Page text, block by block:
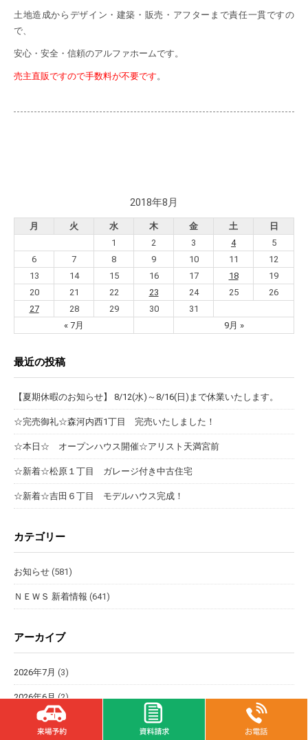
土地造成からデザイン・建築・販売・アフターまで責任一貫ですの
で、
安心・安全・信頼のアルファホームです。
売主直販ですので手数料が不要です 。
2018年8月
月 火 水 木 金 土 日
« 7月 9月 »
1 2 3 4
5
6
7 8 9 10 11
12
13
14 15 16 17 18
19
20
21 22 23 24 25
26
27
28 29 30 31
最近の投稿
【夏期休暇のお知らせ】 8/12(水)～8/16(日)まで休業いたします。
☆完売御礼☆森河内西1丁目 完売いたしました！
☆本日☆ オープンハウス開催☆アリスト天満宮前
☆新着☆松原１丁目 ガレージ付き中古住宅
☆新着☆吉田６丁目 モデルハウス完成！
カテゴリー
お知らせ (581)
ＮＥＷＳ 新着情報 (641)
アーカイブ
2026年7月 (3)
2026年6月(2)
2026年5月(2)